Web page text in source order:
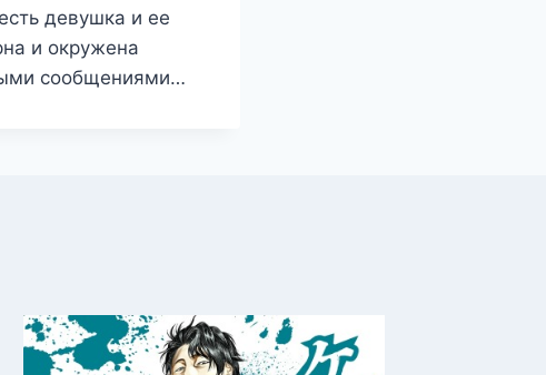
девушка и ее
и окружена
сообщениями…